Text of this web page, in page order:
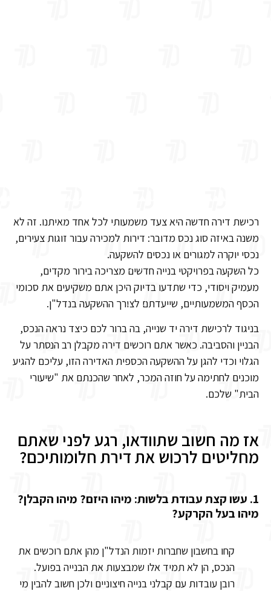
רכישת דירה חדשה היא צעד משמעותי לכל אחד מאיתנו. זה לא
משנה באיזה סוג נכס מדובר: דירות למכירה עבור זוגות צעירים,
נכסי יוקרה למגורים או נכסים להשקעה.
כל השקעה בפרויקטי בנייה חדשים מצריכה בירור מקדים,
מעמיק ויסודי, כדי שתדעו בדיוק היכן אתם משקיעים את סכומי
הכסף המשמעותיים, שייעדתם לצורך ההשקעה בנדל"ן.
בניגוד לרכישת דירה יד שנייה, בה ברור לכם כיצד נראה הנכס,
הבניין והסביבה. כאשר אתם רוכשים דירה מקבלן רב הנסתר על
הגלוי וכדי להגן על ההשקעה הכספית האדירה הזו, עליכם להגיע
מוכנים לחתימה על חוזה המכר, לאחר שהכנתם את "שיעורי
הבית" שלכם.
אז מה חשוב שתוודאו, רגע לפני שאתם
מחליטים לרכוש את דירת חלומותיכם?
1. עשו קצת עבודת בלשות: מיהו היזם? מיהו הקבלן?
מיהו בעל הקרקע?
קחו בחשבון שחברות יזמות הנדל"ן מהן אתם רוכשים את
הנכס, הן לא תמיד אלו שמבצעות את הבנייה בפועל.
רובן עובדות עם קבלני בנייה חיצוניים ולכן חשוב להבין מי